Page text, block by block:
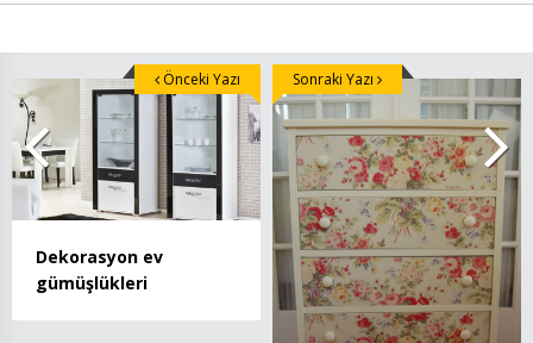
Dekorasyon ev
gümüşlükleri
Önceki Yazı Sonraki Yazı